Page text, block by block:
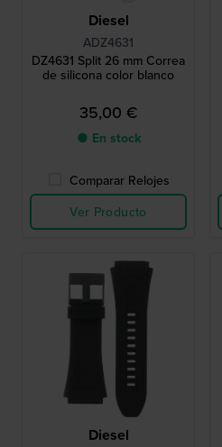
Diesel
ADZ4631
DZ4631 Split 26 mm Correa
de silicona color blanco
35,00 €
● En stock
Comparar Relojes
Ver Producto
Diesel